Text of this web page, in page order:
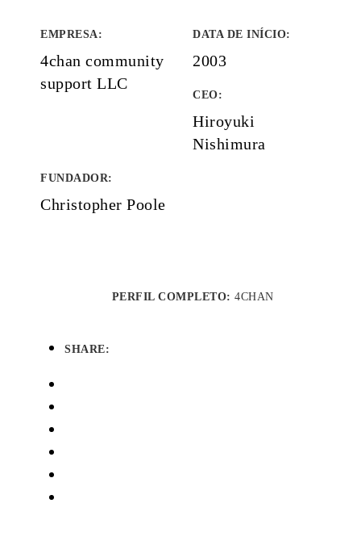
EMPRESA:
4chan community
support LLC
DATA DE INÍCIO:
2003
CEO:
Hiroyuki
Nishimura
FUNDADOR:
Christopher Poole
PERFIL COMPLETO: 4CHAN
SHARE: